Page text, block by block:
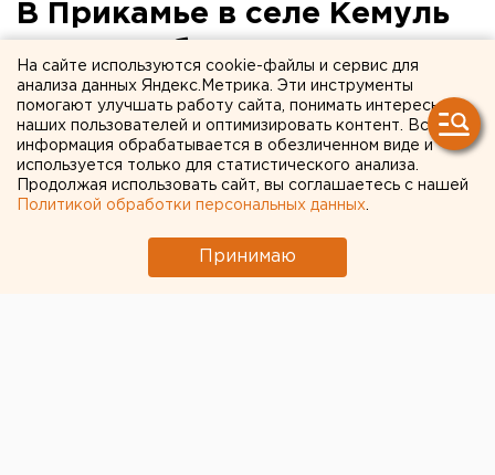
В Прикамье в селе Кемуль
Чайковский, Пермский край.
Чайковский, Пермский край. В селе Кемуль под
Чайковским лошадь одним ударом убила 41-летнего
мужчину, сообщили агентству ЕАН в пресс-службе
Вечером 2 апреля мужчина в состоянии
На сайте используются cookie-файлы и сервис для
анализа данных Яндекс.Метрика. Эти инструменты
помогают улучшать работу сайта, понимать интересы
наших пользователей и оптимизировать контент. Вся
информация обрабатывается в обезличенном виде и
используется только для статистического анализа.
Продолжая использовать сайт, вы соглашаетесь с нашей
Политикой обработки персональных данных
Принимаю